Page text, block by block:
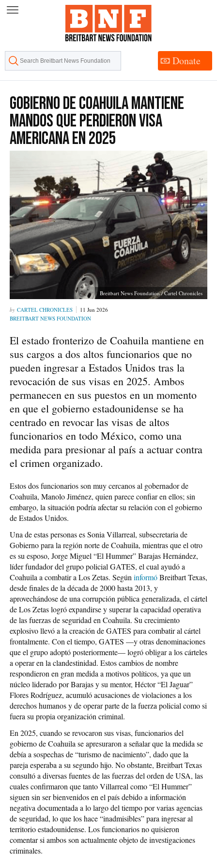
Skip
Content
Donate
Gobierno de Coahuila Mantiene
Mandos Que Perdieron Visa
Americana en 2025
Breitbart News Foundation / Cartel Chronicles
CARTEL CHRONICLES
11 Jun 2026
BREITBART NEWS FOUNDATION
El estado fronterizo de Coahuila mantiene en
sus cargos a dos altos funcionarios que no
pueden ingresar a Estados Unidos tras la
revocación de sus visas en 2025. Ambos
permanecen en sus puestos en un momento
en que el gobierno estadounidense se ha
centrado en revocar las visas de altos
funcionarios en todo México, como una
medida para presionar al país a actuar contra
el crimen organizado.
Estos dos funcionarios son muy cercanos al gobernador de
Coahuila, Manolo Jiménez, quien parece confiar en ellos; sin
embargo, la situación podría afectar su relación con el gobierno
de Estados Unidos.
Una de estas personas es Sonia Villarreal, subsecretaria de
Gobierno para la región norte de Coahuila, mientras que el otro
es su esposo, Jorge Miguel “El Hummer” Barajas Hernández,
líder fundador del grupo policial GATES, el cual ayudó a
Coahuila a combatir a Los Zetas. Según informóBreitbart Texas,
desde finales de la década de 2000 hasta 2013, y
aprovechándose de una corrupción pública generalizada, el cártel
de Los Zetas logró expandirse y superar la capacidad operativa
de las fuerzas de seguridad en Coahuila. Su crecimiento
explosivo llevó a la creación de GATES para combatir al cártel
frontalmente. Con el tiempo, GATES —y otras denominaciones
que el grupo adoptó posteriormente— logró obligar a los cárteles
a operar en la clandestinidad. Estos cambios de nombre
respondieron en gran medida a motivos políticos, ya que un
núcleo liderado por Barajas y su mentor, Héctor “El Jaguar”
Flores Rodríguez, acumuló acusaciones de violaciones a los
derechos humanos y de operar parte de la fuerza policial como si
fuera su propia organización criminal.
En 2025, cuando se revocaron sus visas, funcionarios del
gobierno de Coahuila se apresuraron a señalar que la medida se
debía a sospechas de “turismo de nacimiento”, dado que la
pareja esperaba a su segundo hijo. No obstante, Breitbart Texas
consultó a diversas fuentes de las fuerzas del orden de USA, las
cuales confirmaron que tanto Villarreal como “El Hummer”
siguen sin ser bienvenidos en el país debido a información
negativa documentada a lo largo del tiempo por varias agencias
de seguridad, lo que los hace “inadmisibles” para ingresar al
territorio estadounidense. Los funcionarios no quisieron
comentar si ambos son actualmente objeto de investigaciones
criminales.